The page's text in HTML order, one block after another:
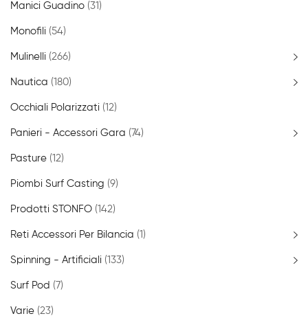
Manici Guadino (31)
Monofili (54)
Mulinelli (266)
Nautica (180)
Occhiali Polarizzati (12)
Panieri - Accessori Gara (74)
Pasture (12)
Piombi Surf Casting (9)
Prodotti STONFO (142)
Reti Accessori Per Bilancia (1)
Spinning - Artificiali (133)
Surf Pod (7)
Varie (23)